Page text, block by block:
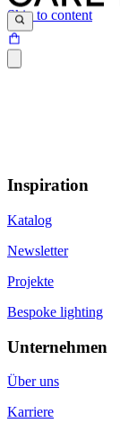
Skip to content
Inspiration
Katalog
Newsletter
Projekte
Bespoke lighting
Unternehmen
Über uns
Karriere